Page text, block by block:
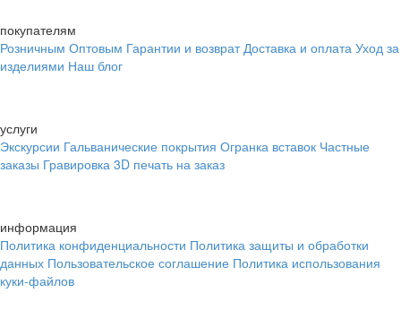
покупателям
Розничным Оптовым Гарантии и возврат Доставка и оплата Уход за
изделиями Наш блог
услуги
Экскурсии Гальванические покрытия Огранка вставок Частные
заказы Гравировка 3D печать на заказ
информация
Политика конфиденциальности Политика защиты и обработки
данных Пользовательское соглашение Политика использования
куки-файлов